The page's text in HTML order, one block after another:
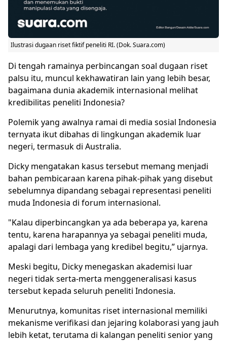
Ilustrasi dugaan riset fiktif peneliti RI. (Dok. Suara.com)
Di tengah ramainya perbincangan soal dugaan riset
palsu itu, muncul kekhawatiran lain yang lebih besar,
bagaimana dunia akademik internasional melihat
kredibilitas peneliti Indonesia?
Polemik yang awalnya ramai di media sosial Indonesia
ternyata ikut dibahas di lingkungan akademik luar
negeri, termasuk di Australia.
Dicky mengatakan kasus tersebut memang menjadi
bahan pembicaraan karena pihak-pihak yang disebut
sebelumnya dipandang sebagai representasi peneliti
muda Indonesia di forum internasional.
"Kalau diperbincangkan ya ada beberapa ya, karena
tentu, karena harapannya ya sebagai peneliti muda,
apalagi dari lembaga yang kredibel begitu,” ujarnya.
Meski begitu, Dicky menegaskan akademisi luar
negeri tidak serta-merta menggeneralisasi kasus
tersebut kepada seluruh peneliti Indonesia.
Menurutnya, komunitas riset internasional memiliki
mekanisme verifikasi dan jejaring kolaborasi yang jauh
lebih ketat, terutama di kalangan peneliti senior yang